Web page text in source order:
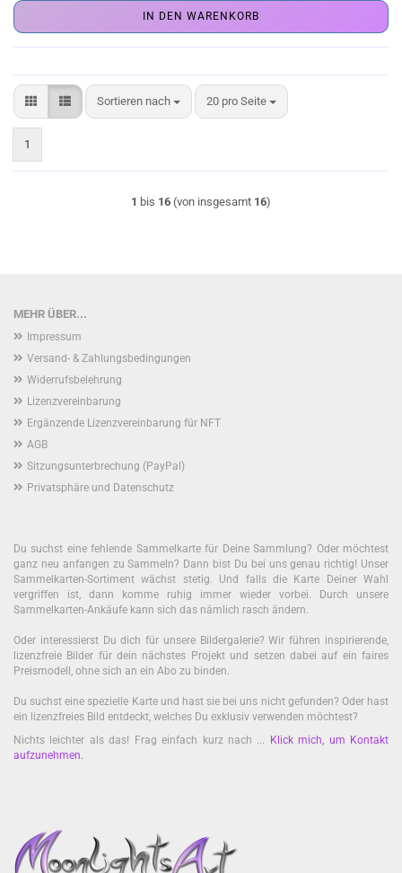
IN DEN WARENKORB
Sortieren nach
Sortieren nach 20 pro Seite
pro Seite
1
1 bis 16 (von insgesamt 16)
MEHR ÜBER...
Impressum
Versand- & Zahlungsbedingungen
Widerrufsbelehrung
Lizenzvereinbarung
Ergänzende Lizenzvereinbarung für NFT
AGB
Sitzungsunterbrechung (PayPal)
Privatsphäre und Datenschutz
Du suchst eine fehlende Sammelkarte für Deine Sammlung? Oder möchtest
ganz neu anfangen zu Sammeln? Dann bist Du bei uns genau richtig! Unser
Sammelkarten-Sortiment wächst stetig. Und falls die Karte Deiner Wahl
vergriffen ist, dann komme ruhig immer wieder vorbei. Durch unsere
Sammelkarten-Ankäufe kann sich das nämlich rasch ändern.
Oder interessierst Du dich für unsere Bildergalerie? Wir führen inspirierende,
lizenzfreie Bilder für dein nächstes Projekt und setzen dabei auf ein faires
Preismodell, ohne sich an ein Abo zu binden.
Du suchst eine spezielle Karte und hast sie bei uns nicht gefunden? Oder hast
ein lizenzfreies Bild entdeckt, welches Du exklusiv verwenden möchtest?
Nichts leichter als das! Frag einfach kurz nach ...
Klick mich, um Kontakt
aufzunehmen.